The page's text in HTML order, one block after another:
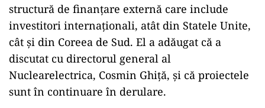
structură de finanțare externă care include
investitori internaționali, atât din Statele Unite,
cât și din Coreea de Sud. El a adăugat că a
discutat cu directorul general al
Nuclearelectrica, Cosmin Ghiță, și că proiectele
sunt în continuare în derulare.